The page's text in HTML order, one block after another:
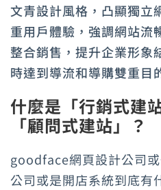
文青設計風格，凸顯獨立
重用戶體驗，強調網站流
整合銷售，提升企業形象
時達到導流和導購雙重目
什麼是「行銷式建
「顧問式建站」？
goodface網頁設計公司
公司或是開店系統到底有